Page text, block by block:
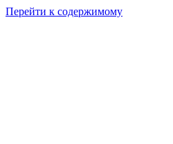
Перейти к содержимому